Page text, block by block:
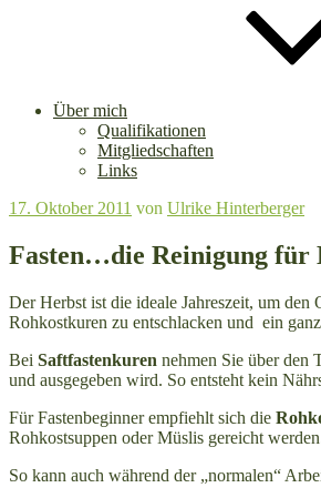
Über mich
Qualifikationen
Mitgliedschaften
Links
Veröffentlicht
17. Oktober 2011 von Ulrike Hinterberger
Fasten…die Reinigung für
Der Herbst ist die ideale Jahreszeit, um
Rohkostkuren zu entschlacken und ein
Bei Saftfastenkuren nehmen Sie über den
und ausgegeben wird. So entsteht kein
Für Fastenbeginner empfiehlt sich die
Rohkostsuppen oder Müslis gereicht
So kann auch während der „normalen“